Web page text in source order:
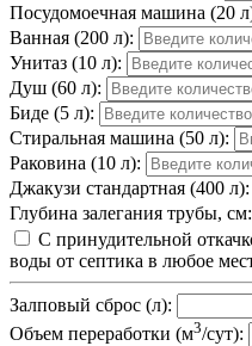
Посудомоечная машина (20
Ванная (200 л):
Унитаз (10 л):
Душ (60 л):
Биде (5 л):
Стиральная машина (50 л):
Раковина (10 л):
Джакузи стандартная (400 л):
Глубина залегания трубы, см:
С принудительной
воды от септика в любое
Залповый сброс (л):
Объем переработки (м3/сут):